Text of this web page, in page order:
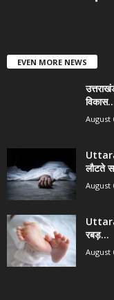
EVEN MORE NEWS
August
लौटते
August
रबड़...
August